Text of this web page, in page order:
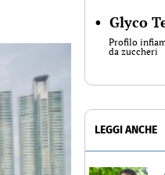
• Glyco
Profilo
da zuccheri
LEGGI ANCHE